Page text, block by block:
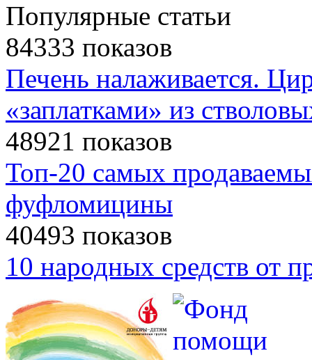
Популярные статьи
84333 показов
Печень налаживается.
«заплатками» из
48921 показов
Топ-20 самых
фуфломицины
40493 показов
10 народных средств от